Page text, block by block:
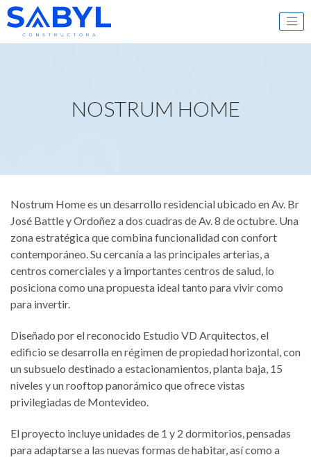
SABYL
NOSTRUM HOME
Nostrum Home es un desarrollo residencial ubicado en Av. Br
José Battle y Ordoñez a dos cuadras de Av. 8 de octubre. Una
zona estratégica que combina funcionalidad con confort
contemporáneo. Su cercanía a las principales arterias, a
centros comerciales y a importantes centros de salud, lo
posiciona como una propuesta ideal tanto para vivir como
para invertir.
Diseñado por el reconocido Estudio VD Arquitectos, el
edificio se desarrolla en régimen de propiedad horizontal, con
un subsuelo destinado a estacionamientos, planta baja, 15
niveles y un rooftop panorámico que ofrece vistas
privilegiadas de Montevideo.
El proyecto incluye unidades de 1 y 2 dormitorios, pensadas
para adaptarse a las nuevas formas de habitar, así como a